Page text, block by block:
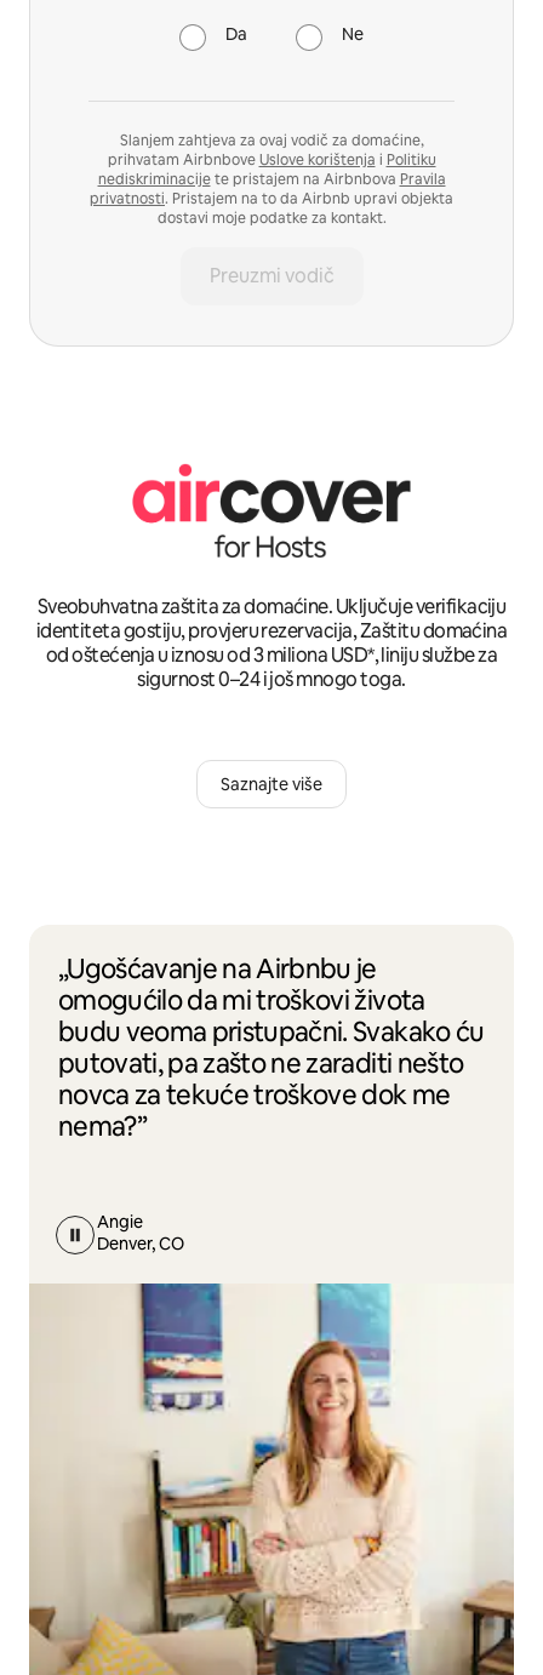
Da Ne
Slanjem zahtjeva za ovaj vodič za domaćine,
prihvatam AirbnboveUslove korištenja i Politiku
nediskriminacijete pristajem na Airbnbova Pravila
privatnosti. Pristajem na to da Airbnb upravi objekta
dostavi moje podatke za kontakt.
Preuzmi vodič
Sveobuhvatna zaštita za domaćine. Uključuje verifikaciju
identiteta gostiju, provjeru rezervacija, Zaštitu domaćina
od oštećenja u iznosu od 3 miliona USD*, liniju službe za
sigurnost 0–24 i još mnogo toga.
Saznajte više
„Ugošćavanje na Airbnbu je
omogućilo da mi troškovi života
budu veoma pristupačni. Svakako ću
putovati, pa zašto ne zaraditi nešto
novca za tekuće troškove dok me
nema?”
Angie
Denver, CO